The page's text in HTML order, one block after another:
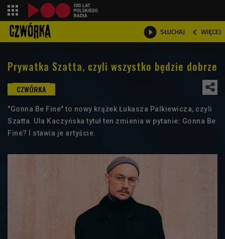
 SŁUCHAJ  WIĘCEJ

Prywatka Szatta, czyli wszystko będzie dobrze
"Gonna Be Fine" to nowy krążek Łukasza Palkiewicza, czyli
Szatta. Ula Kaczyńska tytuł ten zmienia w pytanie: Gonna Be
Fine? I stawia je artyście.